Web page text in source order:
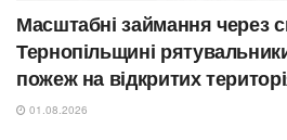
Масштабні займання через
Тернопільщині
пожеж на відкритих
01.08.2026